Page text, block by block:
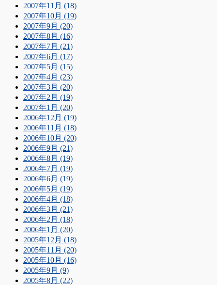
2007年11月 (18)
2007年10月 (19)
2007年9月 (20)
2007年8月 (16)
2007年7月 (21)
2007年6月 (17)
2007年5月 (15)
2007年4月 (23)
2007年3月 (20)
2007年2月 (19)
2007年1月 (20)
2006年12月 (19)
2006年11月 (18)
2006年10月 (20)
2006年9月 (21)
2006年8月 (19)
2006年7月 (19)
2006年6月 (19)
2006年5月 (19)
2006年4月 (18)
2006年3月 (21)
2006年2月 (18)
2006年1月 (20)
2005年12月 (18)
2005年11月 (20)
2005年10月 (16)
2005年9月 (9)
2005年8月 (22)